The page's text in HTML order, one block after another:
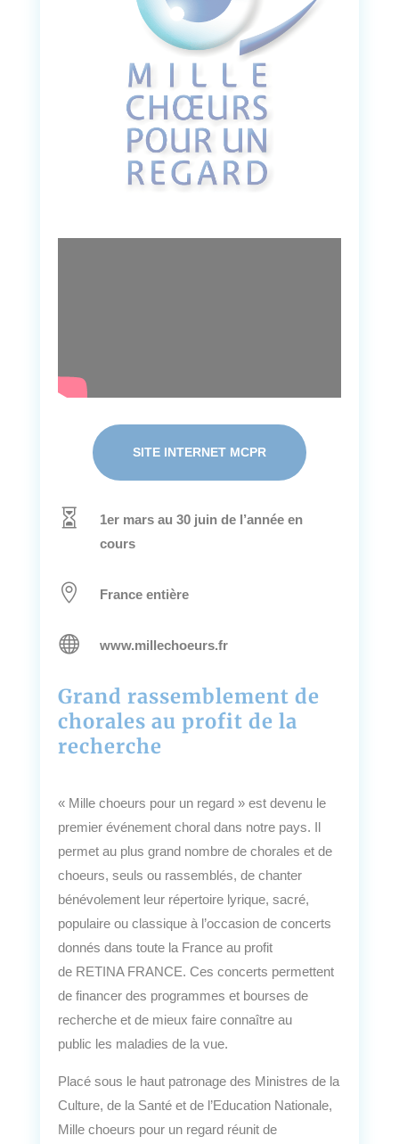
SITE INTERNET MCPR

1er mars au 30 juin de l’année en
cours
 France entière
 www.millechoeurs.fr
Grand rassemblement de
chorales au profit de la
recherche
« Mille choeurs pour un regard » est devenu le
premier événement choral dans notre pays. Il
permet au plus grand nombre de chorales et de
choeurs, seuls ou rassemblés, de chanter
bénévolement leur répertoire lyrique, sacré,
populaire ou classique à l’occasion de concerts
donnés dans toute la France au profit
de RETINA FRANCE. Ces concerts permettent
de financer des programmes et bourses de
recherche et de mieux faire connaître au
public les maladies de la vue.
Placé sous le haut patronage des Ministres de la
Culture, de la Santé et de l’Education Nationale,
Mille choeurs pour un regard réunit de